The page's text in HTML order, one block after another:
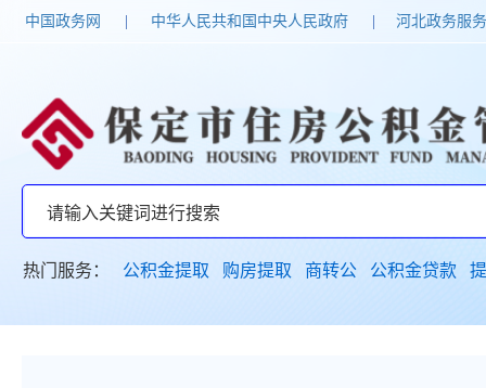
中国政务网 中华人民共和国中央人民政府 河北政务服
热门服务： 公积金提取 购房提取 商转公 公积金贷款